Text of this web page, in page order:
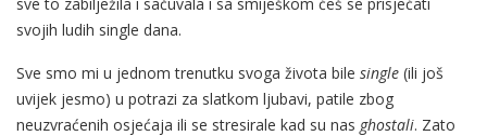
svojih ludih single dana.
Sve smo mi u jednom trenutku svoga života bile single (ili još
uvijek jesmo) u potrazi za slatkom ljubavi, patile zbog
neuzvraćenih osjećaja ili se stresirale kad su nas ghostali. Zato